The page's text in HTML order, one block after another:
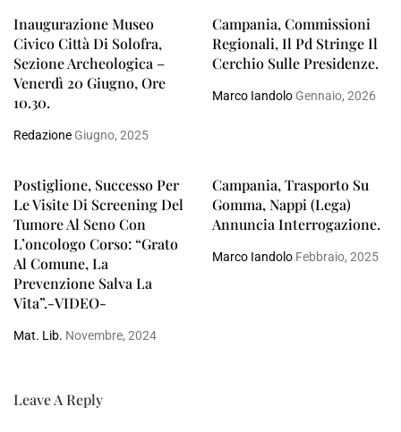
Inaugurazione Museo
Civico Città Di Solofra,
Sezione Archeologica –
Venerdì 20 Giugno, Ore
10.30.
Redazione Giugno, 2025
Campania, Commissioni
Regionali, Il Pd Stringe Il
Cerchio Sulle Presidenze.
Marco IandoloGennaio, 2026
Postiglione, Successo Per
Le Visite Di Screening Del
Tumore Al Seno Con
L’oncologo Corso: “Grato
Al Comune, La
Prevenzione Salva La
Vita”.-VIDEO-
Mat. Lib. Novembre, 2024
Campania, Trasporto Su
Gomma, Nappi (Lega)
Annuncia Interrogazione.
Marco IandoloFebbraio, 2025
Leave A Reply